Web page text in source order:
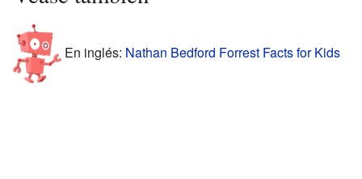
En inglés: Nathan Bedford Forrest Facts for Kids